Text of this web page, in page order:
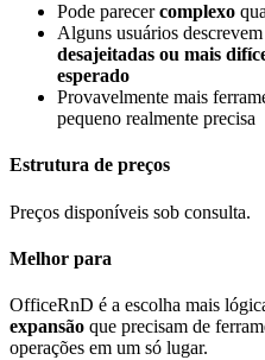
Pode parecercomplexo
Alguns usuários
desajeitadas ou mais
esperado
Provavelmente mais
pequeno realmente precisa
Estrutura de preços
Preços disponíveis sob consulta.
Melhor para
OfficeRnD é a escolha mais
expansão que precisam de
operações em um só lugar.